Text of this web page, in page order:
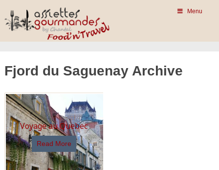
Menu
Fjord du Saguenay Archive
Voyage au Quebec
Read More